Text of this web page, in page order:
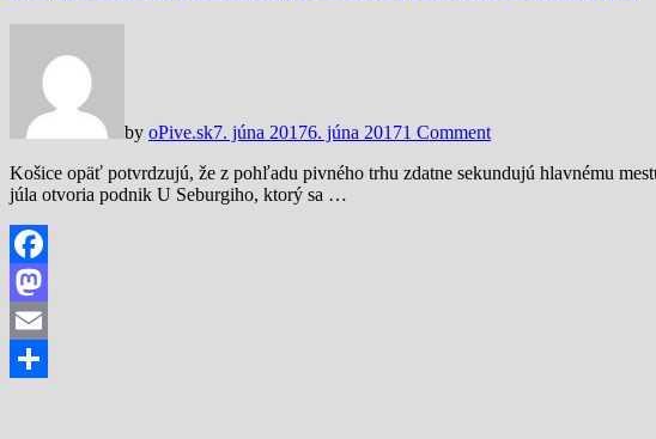
by oPive.sk7. júna 20176. júna 20171 Comment
Košice opäť potvrdzujú, že z pohľadu pivného trhu zdatne sekundujú hlavnému
júla otvoria podnik U Seburgiho, ktorý sa …
Facebook
Mastodon
Email